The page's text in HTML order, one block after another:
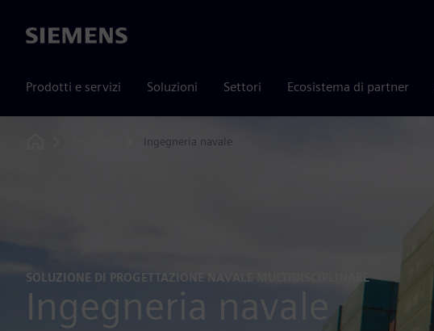
Siemens
Prodotti e servizi Soluzioni Settori Ecosistema di partner
Ingegneria navale
SOLUZIONE DI PROGETTAZIONE NAVALE MULTIDISCIPLINARE
Ingegneria navale